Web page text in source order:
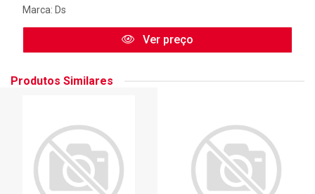
Marca: Ds
Ver preço
Produtos Similares